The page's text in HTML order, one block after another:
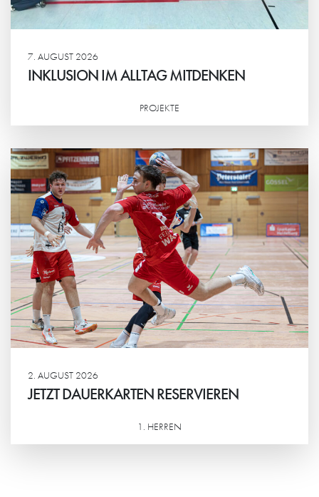
7. AUGUST 2026
INKLUSION IM ALLTAG MITDENKEN
PROJEKTE
2. AUGUST 2026
JETZT DAUERKARTEN RESERVIEREN
1. HERREN